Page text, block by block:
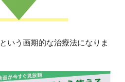
という画期的な治療法になりま